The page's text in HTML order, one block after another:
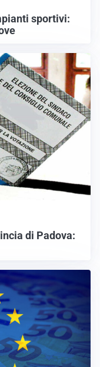
sportivi:
di Padova: